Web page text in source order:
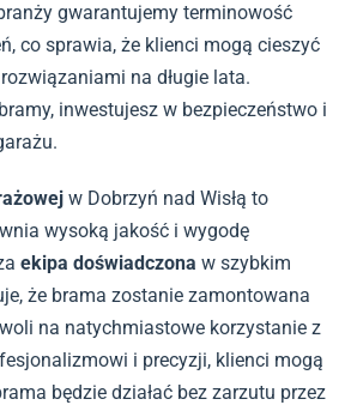
gwarantujemy terminowość
co sprawia, że klienci mogą cieszyć
na długie lata.
inwestujesz w bezpieczeństwo i
w Dobrzyń nad Wisłą to
wysoką jakość i wygodę
ekipa doświadczona w szybkim
że brama zostanie zamontowana
na natychmiastowe korzystanie z
i precyzji, klienci mogą
będzie działać bez zarzutu przez